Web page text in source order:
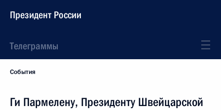
Президент России
Телеграммы
События
Ги Пармелену, Президенту Швейцарской